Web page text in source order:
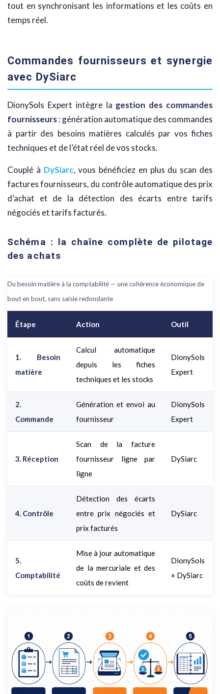
tout en synchronisant les informations et les coûts en
temps réel.
Commandes fournisseurs et synergie
avec DySiarc
DionySols Expert intègre la gestion des commandes
fournisseurs: génération automatique des commandes
à partir des besoins matières calculés par vos fiches
techniques et de l’état réel de vos stocks.
Couplé à DySiarc, vous bénéficiez en plus du scan des
factures fournisseurs, du contrôle automatique des prix
d’achat et de la détection des écarts entre tarifs
négociés et tarifs facturés.
Schéma : la chaîne complète de pilotage
des achats
Du besoin matière à la comptabilité — une cohérence économique de
bout en bout, sans saisie redondante
Étape Action Outil
1. Besoin
matière
Calcul automatique
depuis les fiches
techniques et les stocks
DionySols
Expert
2.
Commande
Génération et envoi au
fournisseur
DionySols
Expert
3. Réception
Scan de la facture
fournisseur ligne par
ligne
DySiarc
4. Contrôle
Détection des écarts
entre prix négociés et
prix facturés
DySiarc
5.
Comptabilité
Mise à jour automatique
de la mercuriale et des
coûts de revient
DionySols
+ DySiarc